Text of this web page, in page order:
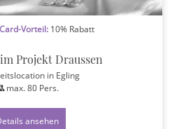
Vorteil:10% Rabatt
Projekt Draussen
in Egling
max.80 Pers.
ansehen